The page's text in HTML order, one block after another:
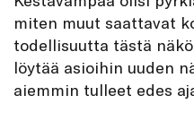
miten muut saattavat
todellisuutta tästä
löytää asioihin uuden
aiemmin tulleet edes